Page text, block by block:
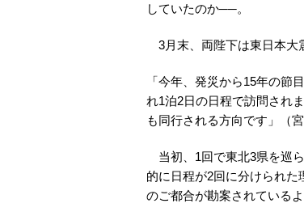
していたのか──。
3月末、両陛下は東日本大
「今年、発災から15年の節
れ1泊2日の日程で訪問され
も同行される方向です」（宮
当初、1回で東北3県を巡
的に日程が2回に分けられ
のご都合が勘案されている